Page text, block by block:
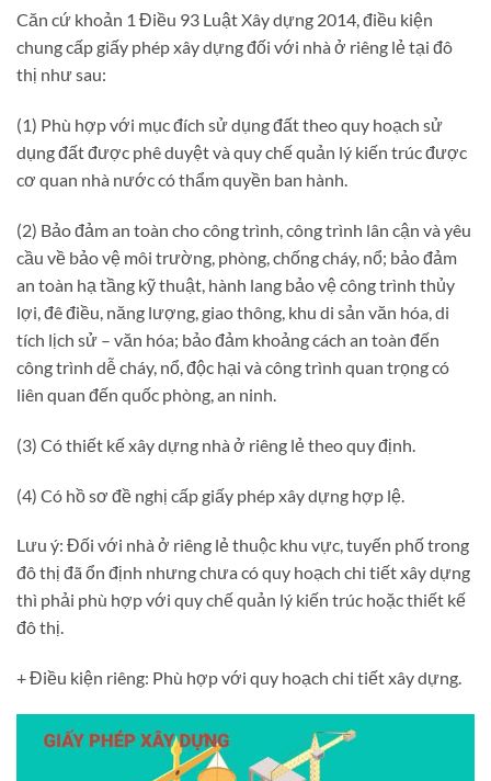
Căn cứ khoản 1 Điều 93 Luật Xây dựng 2014, điều kiện
chung cấp giấy phép xây dựng đối với nhà ở riêng lẻ tại đô
thị như sau:
(1) Phù hợp với mục đích sử dụng đất theo quy hoạch sử
dụng đất được phê duyệt và quy chế quản lý kiến trúc được
cơ quan nhà nước có thẩm quyền ban hành.
(2) Bảo đảm an toàn cho công trình, công trình lân cận và yêu
cầu về bảo vệ môi trường, phòng, chống cháy, nổ; bảo đảm
an toàn hạ tầng kỹ thuật, hành lang bảo vệ công trình thủy
lợi, đê điều, năng lượng, giao thông, khu di sản văn hóa, di
tích lịch sử – văn hóa; bảo đảm khoảng cách an toàn đến
công trình dễ cháy, nổ, độc hại và công trình quan trọng có
liên quan đến quốc phòng, an ninh.
(3) Có thiết kế xây dựng nhà ở riêng lẻ theo quy định.
(4) Có hồ sơ đề nghị cấp giấy phép xây dựng hợp lệ.
Lưu ý: Đối với nhà ở riêng lẻ thuộc khu vực, tuyến phố trong
đô thị đã ổn định nhưng chưa có quy hoạch chi tiết xây dựng
thì phải phù hợp với quy chế quản lý kiến trúc hoặc thiết kế
đô thị.
+Điều kiện riêng: Phù hợp với quy hoạch chi tiết xây dựng.